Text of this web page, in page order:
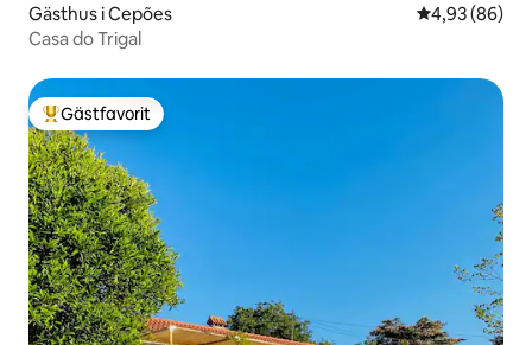
Gästhus i Cepões 4,93 av 5 i
4,93 (86)
Casa do Trigal
Populär gästfavorit
Gästfavorit